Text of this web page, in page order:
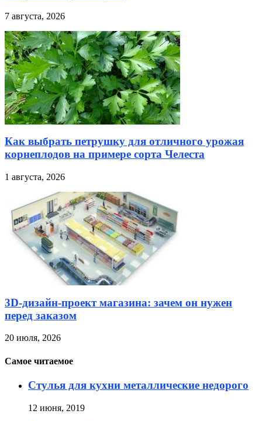
7 августа, 2026
Как выбрать петрушку для отличного урожая
корнеплодов на примере сорта Челеста
1 августа, 2026
3D-дизайн-проект магазина: зачем он нужен
перед заказом
20 июля, 2026
Самое читаемое
Стулья для кухни металлические недорого
12 июня, 2019